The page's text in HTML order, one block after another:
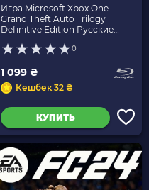
Игра Microsoft Xbox One
Grand Theft Auto Trilogy
Definitive Edition Русские
0
1 099 ₴
Кешбек 32 ₴
КУПИТЬ